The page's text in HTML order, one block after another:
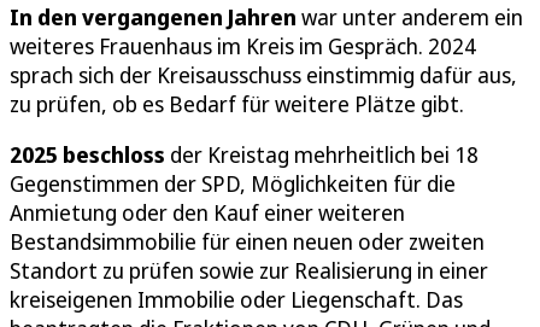
In den vergangenen Jahren war unter anderem ein
weiteres Frauenhaus im Kreis im Gespräch. 2024
sprach sich der Kreisausschuss einstimmig dafür aus,
zu prüfen, ob es Bedarf für weitere Plätze gibt.
2025 beschloss der Kreistag mehrheitlich bei 18
Gegenstimmen der SPD, Möglichkeiten für die
Anmietung oder den Kauf einer weiteren
Bestandsimmobilie für einen neuen oder zweiten
Standort zu prüfen sowie zur Realisierung in einer
kreiseigenen Immobilie oder Liegenschaft. Das